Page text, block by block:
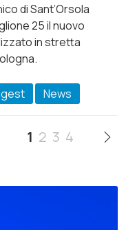
di Sant’Orsola
25 il nuovo
in stretta
News
1 2 3 4